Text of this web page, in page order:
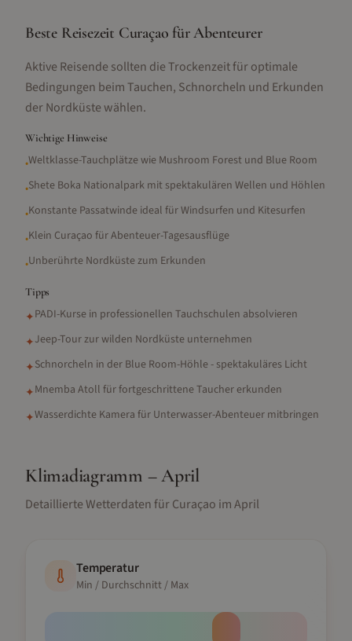
Beste Reisezeit Curaçao für Abenteurer
Aktive Reisende sollten die Trockenzeit für optimale
Bedingungen beim Tauchen, Schnorcheln und Erkunden
der Nordküste wählen.
Wichtige Hinweise
•Weltklasse-Tauchplätze wie Mushroom Forest und Blue Room
•Shete Boka Nationalpark mit spektakulären Wellen und Höhlen
•Konstante Passatwinde ideal für Windsurfen und Kitesurfen
•Klein Curaçao für Abenteuer-Tagesausflüge
•Unberührte Nordküste zum Erkunden
Tipps
✦PADI-Kurse in professionellen Tauchschulen absolvieren
✦Jeep-Tour zur wilden Nordküste unternehmen
✦Schnorcheln in der Blue Room-Höhle - spektakuläres Licht
✦Mnemba Atoll für fortgeschrittene Taucher erkunden
✦Wasserdichte Kamera für Unterwasser-Abenteuer mitbringen
Klimadiagramm –April
Detaillierte Wetterdaten fürCuraçao imApril
Temperatur
Min / Durchschnitt / Max